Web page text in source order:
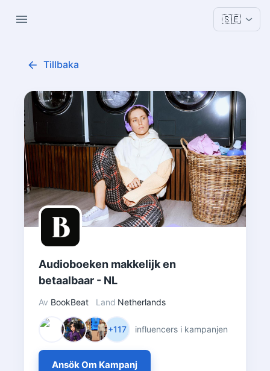
🇸🇪
Tillbaka
Audioboeken makkelijk en
betaalbaar - NL
Av BookBeat Land Netherlands
+117 influencers i kampanjen
Ansök Om Kampanj